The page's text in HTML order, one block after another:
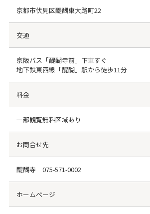
京都市伏見区醍醐東大路町22
交通
京阪バス「醍醐寺前」下車すぐ
地下鉄東西線「醍醐」駅から徒歩11分
料金
一部観覧無料区域あり
お問合せ先
醍醐寺 075-571-0002
ホームページ